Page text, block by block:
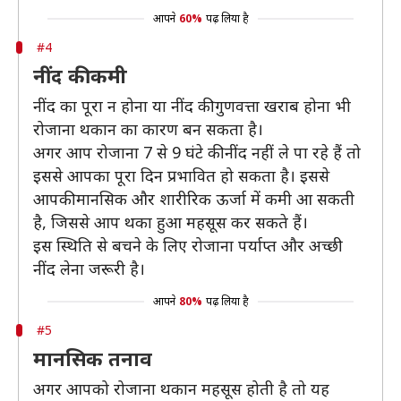
आपने 60% पढ़ लिया है
#4
नींद की कमी
नींद का पूरा न होना या नींद की गुणवत्ता खराब होना भी
रोजाना थकान का कारण बन सकता है।
अगर आप रोजाना 7 से 9 घंटे की नींद नहीं ले पा रहे हैं तो
इससे आपका पूरा दिन प्रभावित हो सकता है। इससे
आपकी मानसिक और शारीरिक ऊर्जा में कमी आ सकती
है, जिससे आप थका हुआ महसूस कर सकते हैं।
इस स्थिति से बचने के लिए रोजाना पर्याप्त और अच्छी
नींद लेना जरूरी है।
आपने 80% पढ़ लिया है
#5
मानसिक तनाव
अगर आपको रोजाना थकान महसूस होती है तो यह